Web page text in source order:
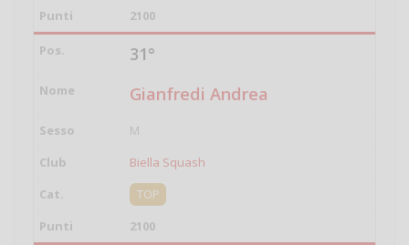
2100
31°
Gianfredi Andrea
M
Biella Squash
TOP
2100